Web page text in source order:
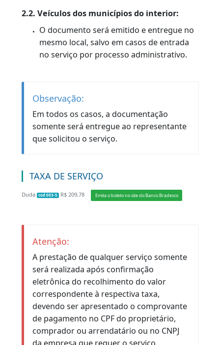
2. Advogados, procuradores ou
representante de órgãos públicos e de
possíveis débitos referentes a multas
vencidas ou a vencer, IPVA (integral),
Seguro DPVAT e Guia de Regularização de
Taxas (GRT);
Não esquecer de identificar-se como
advogado, procurador ou representante
Levar o requerimento correspondente ao
serviço (formulário próprio para o serviço
requisitado, devidamente preenchido e
assinado), e o restante da documentação
necessária para a realização do serviço,
conformeAnexo II.
2.2. Veículos dos municípios do interior: